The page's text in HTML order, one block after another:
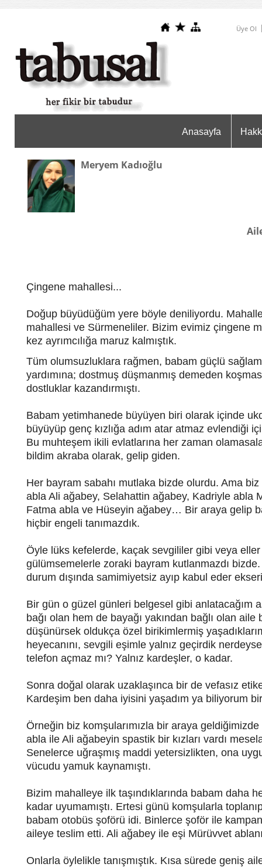
Üye Ol
Anasayfa
Meryem Kadıoğlu
Çingene mahallesi...
Doğup büyüdüğüm yere böyle deniliyordu.
mahallesi ve Sürmeneliler. Bizim evimiz çingene
kez ayrımcılığa maruz kalmıştık.
Tüm olumsuzluklara rağmen, babam güçlü
yardımına; dostmuş düşmanmış demeden
dostluklar kazandırmıştı.
Babam yetimhanede büyüyen biri olarak içinde
büyüyüp genç kızlığa adım atar atmaz evlendiği
Bu muhteşem ikili evlatlarına her zaman
bildim akraba olarak, gelip giden.
Her bayram sabahı mutlaka bizde olurdu. Ama biz
abla Ali ağabey, Selahattin ağabey, Kadriyle abla
Fatma abla ve Hüseyin ağabey… Bir araya gelip
hiçbir engeli tanımazdık.
Öyle lüks kefelerde, kaçak sevgililer gibi veya
gülümsemelerle zoraki bayram kutlanmazdı
durum dışında samimiyetsiz ayıp kabul eder
Bir gün o güzel günleri belgesel gibi anlatacağım
bağı olan hem de bayağı yakından bağlı olan
düşünürsek oldukça özel birikimlermiş
heyecanını, sevgili eşimle yalnız geçirdik
telefon açmaz mı? Yalnız kardeşler, o kadar.
Sonra doğal olarak uzaklaşınca bir de vefasız
Kardeşim ben daha iyisini yaşadım ya biliyorum
Örneğin biz komşularımızla bir araya
abla ile Ali ağabeyin spastik bir kızları vardı
Senelerce uğraşmış maddi yetersizlikten, ona
vücudu yamuk kaynamıştı.
Bizim mahalleye ilk taşındıklarında babam daha
kadar uyumamıştı. Ertesi günü komşularla
babam otobüs şoförü idi. Binlerce şoför ile
aileye teslim etti. Ali ağabey ile eşi Mürüvvet
Onlarla öylelikle tanışmıştık. Kısa sürede geniş